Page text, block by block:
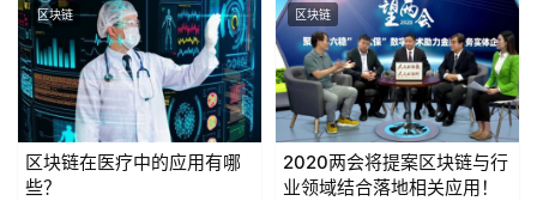
区块链
区块链在医疗中的应用有哪
些？
区块链
2020两会将提案区块链与行
业领域结合落地相关应用！